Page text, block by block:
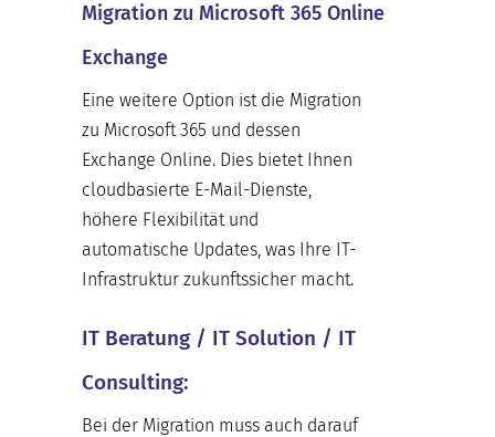
Migration zu Microsoft 365 Online
Exchange
Eine weitere Option ist die Migration
zu Microsoft 365 und dessen
Exchange Online. Dies bietet Ihnen
cloudbasierte E-Mail-Dienste,
höhere Flexibilität und
automatische Updates, was Ihre IT-
Infrastruktur zukunftssicher macht.
IT Beratung / IT Solution / IT
Consulting:
Bei der Migration muss auch darauf